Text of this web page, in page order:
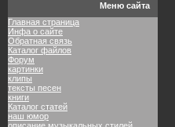
Меню сайта
Главная страница
Инфа о сайте
Обратная связь
Каталог файлов
Форум
картинки
клипы
тексты песен
книги
Каталог статей
наш юмор